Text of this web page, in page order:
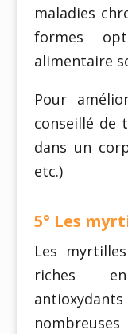
maladies
formes
alimentaire
Pour
conseillé de
dans un
etc.)
5° Les
Les
riches